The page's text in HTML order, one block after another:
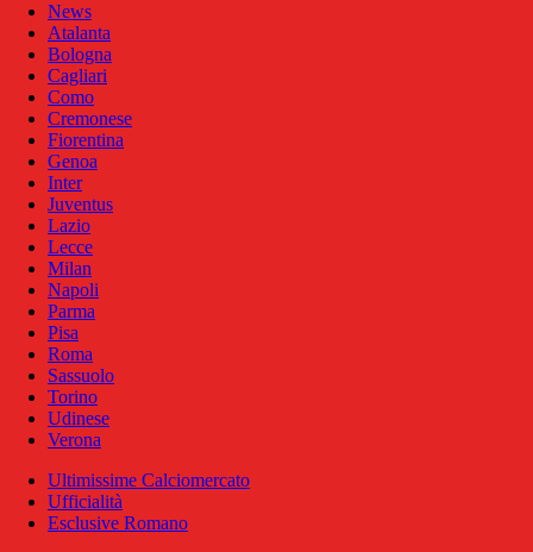
News
Atalanta
Bologna
Cagliari
Como
Cremonese
Fiorentina
Genoa
Inter
Juventus
Lazio
Lecce
Milan
Napoli
Parma
Pisa
Roma
Sassuolo
Torino
Udinese
Verona
Ultimissime Calciomercato
Ufficialità
Esclusive Romano